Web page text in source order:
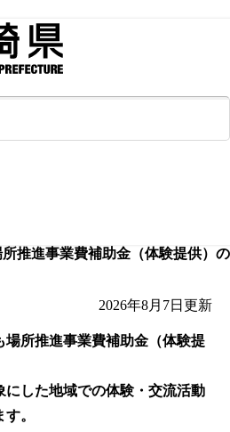
推進事業費補助金（体験提供）の
2026年8月7日 更新
場所推進事業費補助金（体験提
にした地域での体験・交流活動
。